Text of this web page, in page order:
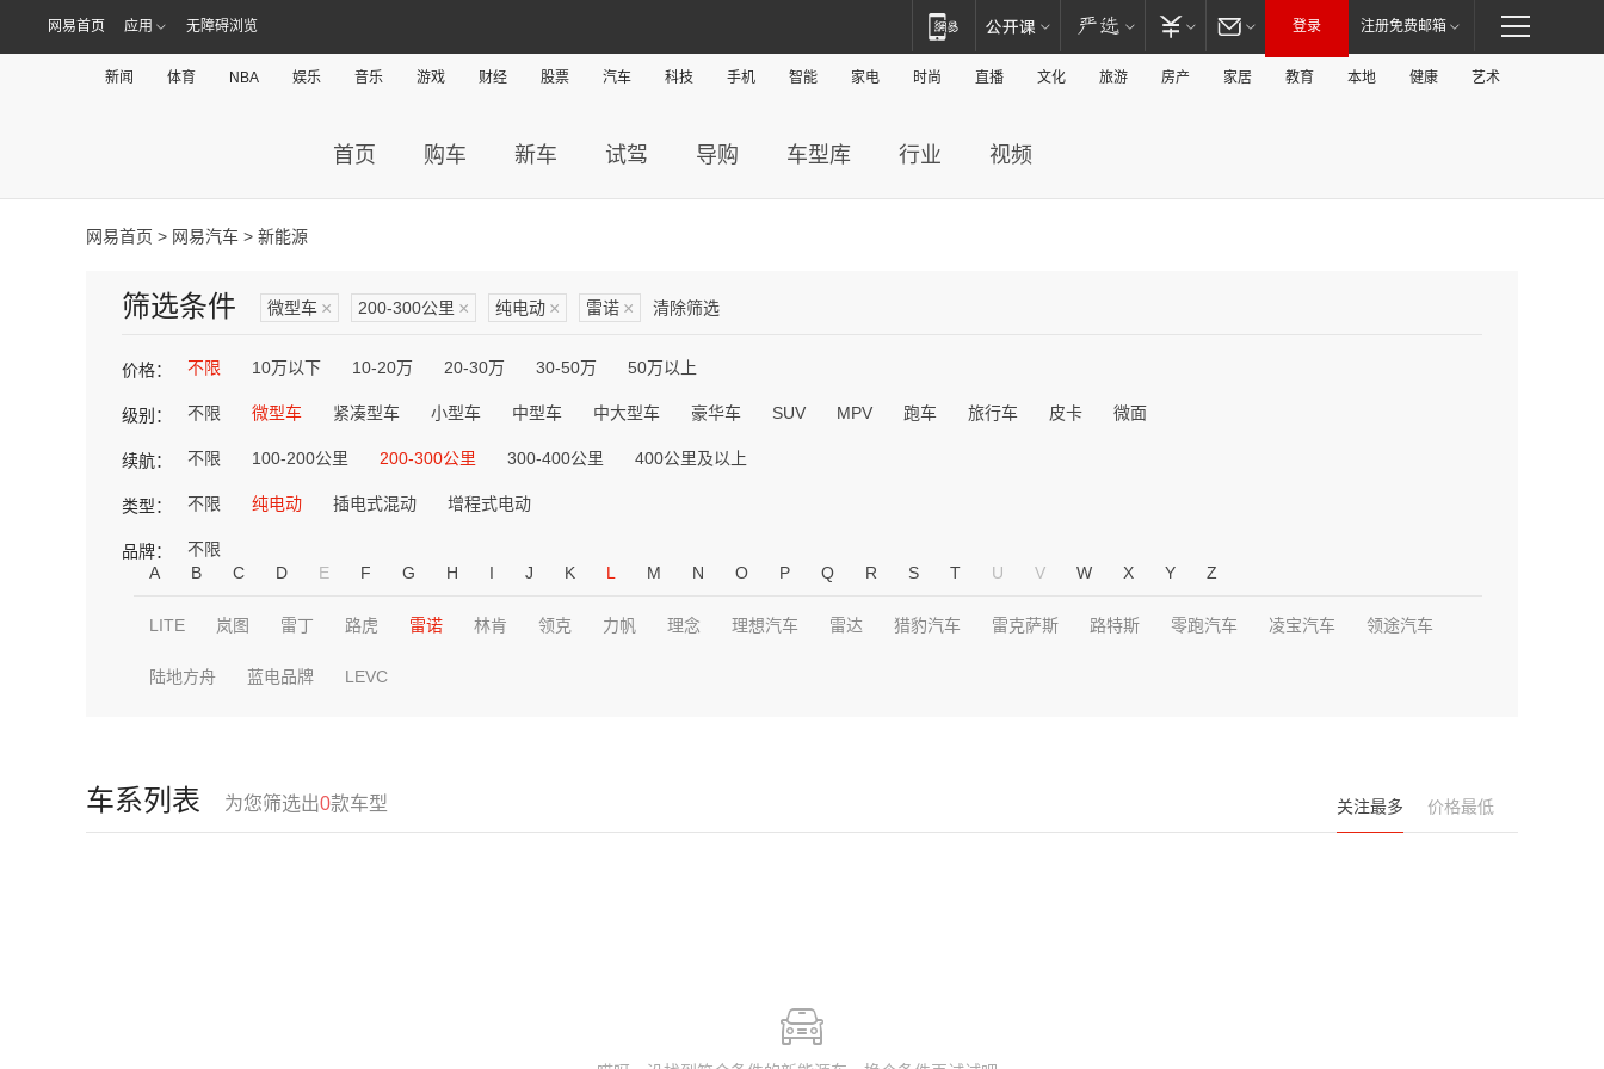
网易首页 应用 无障碍浏览 登录 注册免费邮箱
新闻 体育 NBA 娱乐 音乐 游戏 财经 股票 汽车 科技 手机 智能 家电 时尚 直播 文化 旅游 房产 家居 教育 本地 健康 艺术
首页 购车 新车 试驾 导购 车型库 行业 视频
网易首页 > 网易汽车 > 新能源
筛选条件 微型车 × 200-300公里 × 纯电动 × 雷诺 × 清除筛选
价格： 不限 10万以下 10-20万 20-30万 30-50万 50万以上
级别： 不限 微型车 紧凑型车 小型车 中型车 中大型车 豪华车 SUV MPV 跑车 旅行车 皮卡 微面
续航： 不限 100-200公里 200-300公里 300-400公里 400公里及以上
类型： 不限 纯电动 插电式混动 增程式电动
品牌：
不限
A
B C D E F G H I J K L M N O P Q R S T U V W X Y Z
LITE 岚图 雷丁 路虎 雷诺 林肯 领克 力帆 理念 理想汽车 雷达 猎豹汽车 雷克萨斯 路特斯 零跑汽车 凌宝汽车 领途汽车
陆地方舟 蓝电品牌 LEVC
车系列表 为您筛选出0款车型 关注最多 价格最低